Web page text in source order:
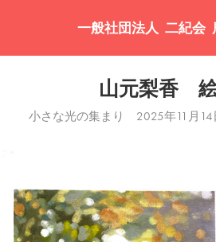
一般社団法人  二紀会
山元梨香　
小さな光の集まり 2025年11月14